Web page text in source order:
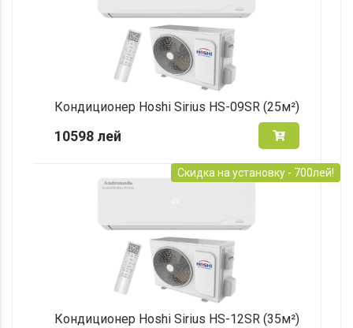
Кондиционер Hoshi Sirius HS-09SR (25м²)
10598 лей
Скидка на установку - 700лей!
Кондиционер Hoshi Sirius HS-12SR (35м²)